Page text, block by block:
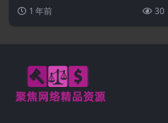
网站不...
1 年前 30